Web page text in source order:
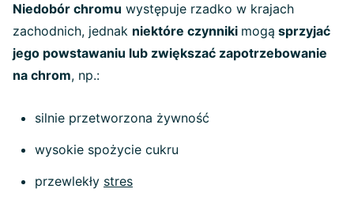
Niedobór chromu występuje rzadko w krajach
zachodnich, jednak niektóre czynniki mogą sprzyjać
jego powstawaniu lub zwiększać zapotrzebowanie
na chrom, np.:
silnie przetworzona żywność
wysokie spożycie cukru
przewlekły stres